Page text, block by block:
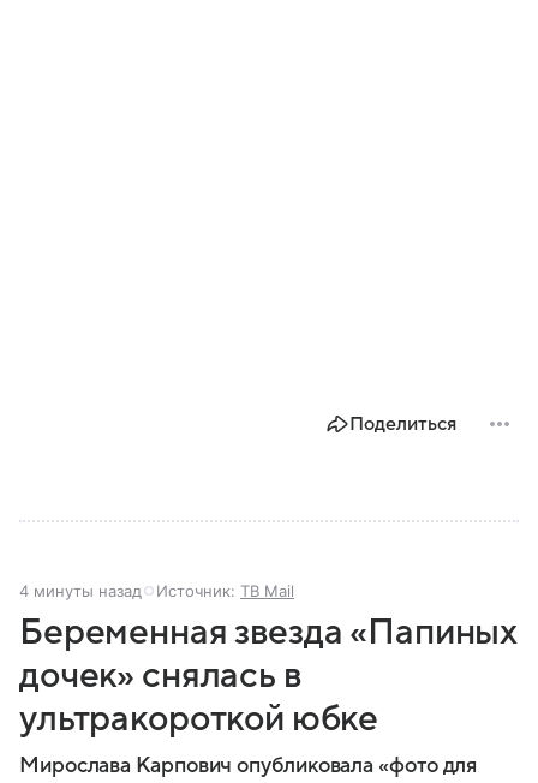
Поделиться
4 минуты назад Источник: ТВ Mail
Беременная звезда «Папиных
дочек» снялась в
ультракороткой юбке
Мирослава Карпович опубликовала «фото для